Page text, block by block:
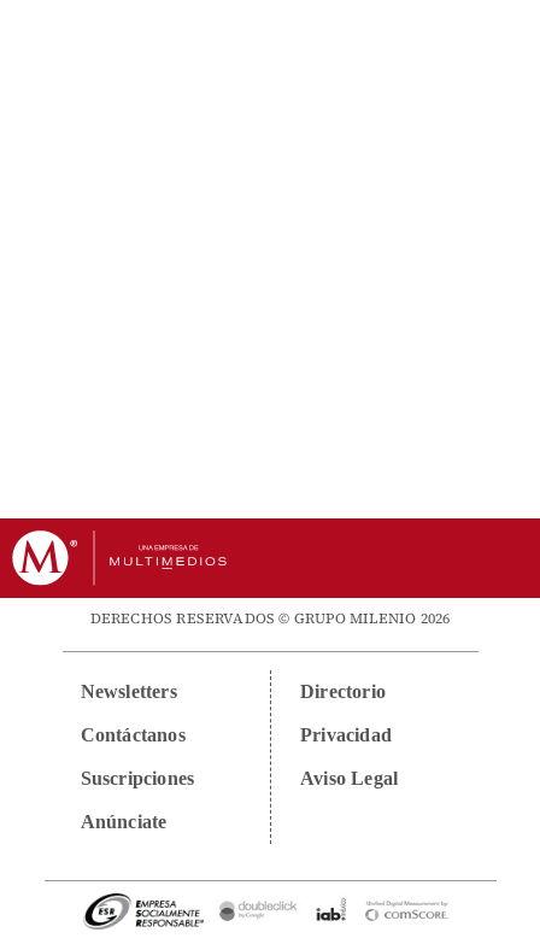
DERECHOS RESERVADOS © GRUPO MILENIO 2026
Newsletters
Contáctanos
Suscripciones
Anúnciate
Directorio
Privacidad
Aviso Legal